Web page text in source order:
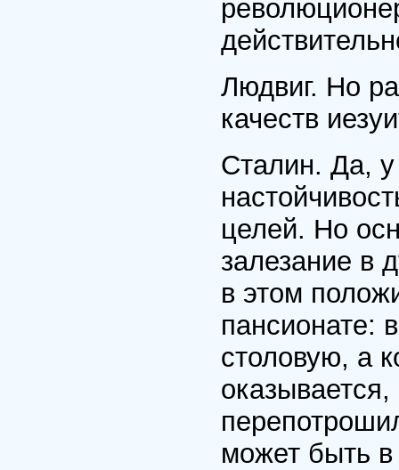
Людвиг. Но
качеств
Сталин. Да, у
целей. Но
залезание в
в этом
пансионате:
столовую, а
может быть в